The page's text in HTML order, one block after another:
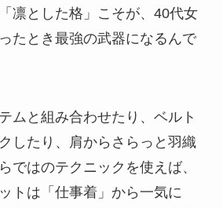
凛とした格」こそが、40代女
たとき最強の武器になるんで
ムと組み合わせたり、ベルト
したり、肩からさらっと羽織
はのテクニックを使えば、
トは「仕事着」から一気に